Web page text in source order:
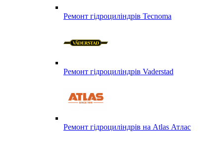
Ремонт гідроциліндрів Tecnoma
Ремонт гідроциліндрів Vaderstad
Ремонт гідроциліндрів на Atlas Атлас